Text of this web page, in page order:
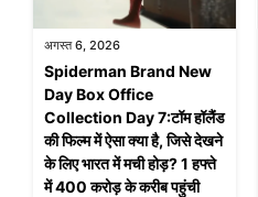
अगस्त 6, 2026
Spiderman Brand New
Day Box Office
Collection Day 7:टॉम हॉलैंड
की फिल्म में ऐसा क्या है, जिसे देखने
के लिए भारत में मची होड़? 1 हफ्ते
में 400 करोड़ के करीब पहुंची